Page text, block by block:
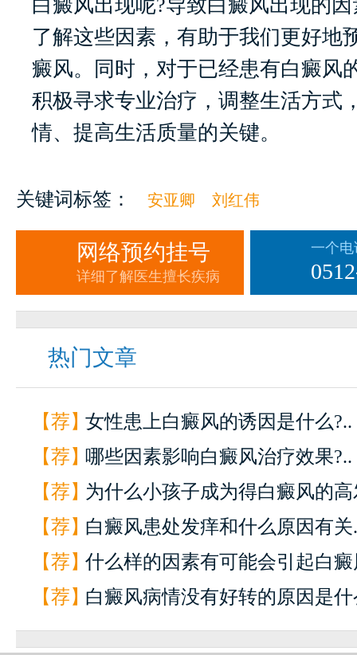
白癜风出现呢?导致白癜风出现的
了解这些因素，有助于我们更好地
癜风。同时，对于已经患有白癜风
积极寻求专业治疗，调整生活方式
情、提高生活质量的关键。
关键词标签： 安亚卿 刘红伟
网络预约挂号
详细了解医生擅长疾病
一个
热门文章
【荐】女性患上白癜风的诱因是什么?..
【荐】哪些因素影响白癜风治疗效果?..
【荐】为什么小孩子成为得白癜风的高
【荐】白癜风患处发痒和什么原因有关
【荐】什么样的因素有可能会引起白癜
【荐】白癜风病情没有好转的原因是什